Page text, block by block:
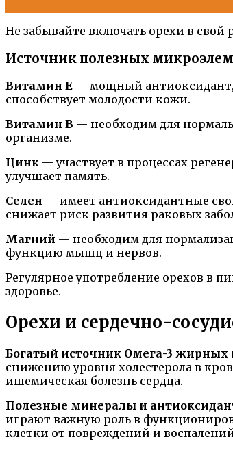
Не забывайте включать орехи в свой
Источник полезных
Витамин Е — мощный антиоксидант,
способствует молодости кожи.
Витамин В — необходим для
организме.
Цинк — участвует в процессах
улучшает память.
Селен — имеет антиоксидантные
снижает риск развития раковых
Магний — необходим для
функцию мышц и нервов.
Регулярное употребление орехов в
здоровье.
Орехи и сердечно-
Богатый источник Омега-3 жирных
снижению уровня холестерола в
ишемическая болезнь сердца.
Полезные минералы и
играют важную роль в
клетки от повреждений и